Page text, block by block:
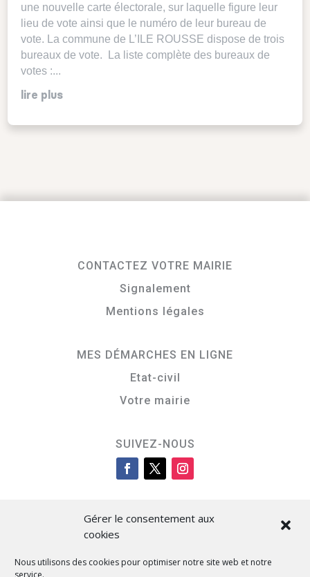
Gérer le consentement aux
cookies
Nous utilisons des cookies pour optimiser notre site web et notre
service.
une nouvelle carte électorale, sur laquelle figure leur
lieu de vote ainsi que le numéro de leur bureau de
vote. La commune de L’ILE ROUSSE dispose de trois
bureaux de vote. La liste complète des bureaux de
votes :...
lire plus
CONTACTEZ VOTRE MAIRIE
Signalement
Mentions légales
MES DÉMARCHES EN LIGNE
Etat-civil
Votre mairie
SUIVEZ-NOUS